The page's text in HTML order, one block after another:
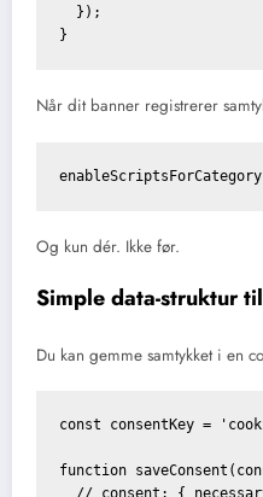
  });
Når dit banner registrerer
Og kun dér. Ikke før.
Simple data-struktur
Du kan gemme samtykket i en
const consentKey =
function